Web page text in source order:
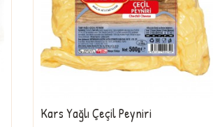
Kars Yağlı Çeçil Peyniri